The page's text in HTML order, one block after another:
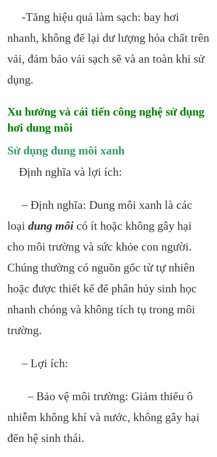
-Tăng hiệu quả làm sạch: bay hơi
nhanh, không để lại dư lượng hóa chất trên
vải, đảm bảo vải sạch sẽ và an toàn khi sử
dụng.
Xu hướng và cải tiến công nghệ sử dụng
hơi dung môi
Sử dụng dung môi xanh
Định nghĩa và lợi ích:
– Định nghĩa: Dung môi xanh là các
loại dung môi có ít hoặc không gây hại
cho môi trường và sức khỏe con người.
Chúng thường có nguồn gốc từ tự nhiên
hoặc được thiết kế để phân hủy sinh học
nhanh chóng và không tích tụ trong môi
trường.
– Lợi ích:
– Bảo vệ môi trường: Giảm thiểu ô
nhiễm không khí và nước, không gây hại
đến hệ sinh thái.